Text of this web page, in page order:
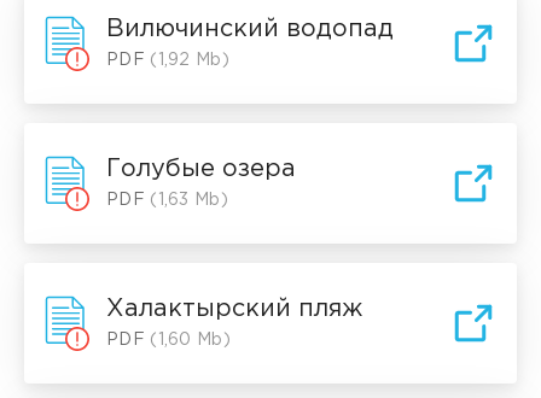
Вилючинский водопад
PDF (1,92 Mb)
Голубые озера
PDF (1,63 Mb)
Халактырский пляж
PDF (1,60 Mb)